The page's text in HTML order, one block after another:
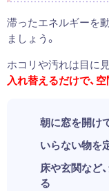
滞ったエネルギーを
ましょう。
ホコリや汚れは目に
入れ替えるだけで、
朝に窓を開け
いらない物を
床や玄関など
る